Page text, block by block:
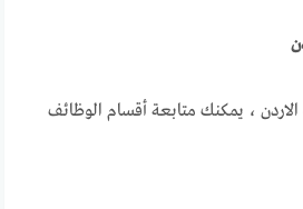
، يمكنك متابعة أقسام الوظائف